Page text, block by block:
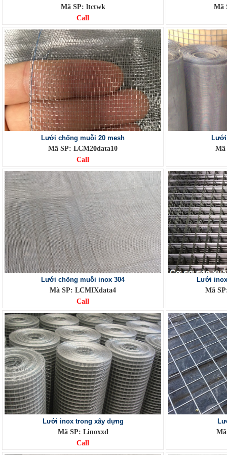
Mã SP: ltctwk
Call
Mã
Lưới chống muỗi 20 mesh
Mã SP: LCM20data10
Call
Mã
Lưới chống muỗi inox 304
Mã SP: LCMIXdata4
Call
Lưới
Mã
Lưới inox trong xây dựng
Mã SP: Linoxxd
Call